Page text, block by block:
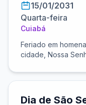
15/01/2031
Quarta-feira
Cuiabá
Feriado em
cidade, Nossa
Dia de São